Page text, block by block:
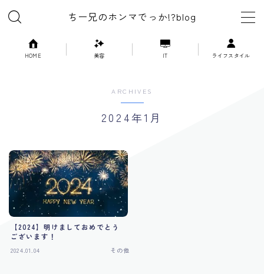
ちー兄のホンマでっか!?blog
MENU
漫画
映画
ゲーム
IT
HOME 美容 IT ライフスタイル
ARCHIVES
2024年1月
【2024】明けましておめでとう
ございます！
2024.01.04 その他